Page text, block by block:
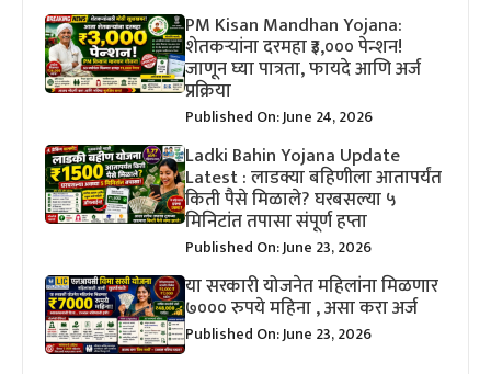
PM Kisan Mandhan Yojana:
शेतकऱ्यांना दरमहा ₹३,००० पेन्शन!
जाणून घ्या पात्रता, फायदे आणि अर्ज
प्रक्रिया
Published On: June 24, 2026
Ladki Bahin Yojana Update
Latest : लाडक्या बहिणीला आतापर्यंत
किती पैसे मिळाले? घरबसल्या ५
मिनिटांत तपासा संपूर्ण हप्ता
Published On: June 23, 2026
या सरकारी योजनेत महिलांना मिळणार
७००० रुपये महिना , असा करा अर्ज
Published On: June 23, 2026